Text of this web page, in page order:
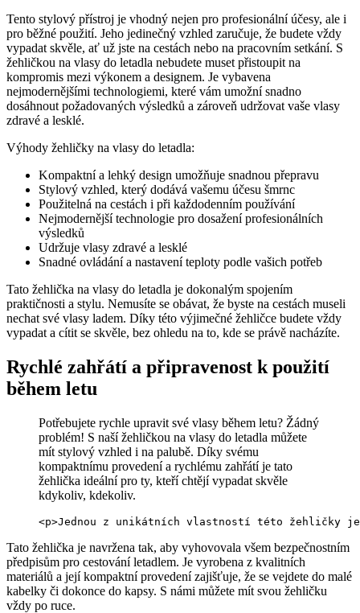
Tento stylový přístroj je vhodný nejen pro profesionální účesy, ale i
pro běžné použití. Jeho jedinečný vzhled zaručuje, že budete vždy
vypadat skvěle, ať už jste na cestách nebo na pracovním setkání. S
žehličkou na vlasy do letadla nebudete muset přistoupit na
kompromis mezi výkonem a designem. Je vybavena
nejmodernějšími technologiemi, které vám umožní snadno
dosáhnout požadovaných výsledků a zároveň udržovat vaše vlasy
zdravé a lesklé.
Výhody žehličky na vlasy do letadla:
Kompaktní a lehký design umožňuje snadnou přepravu
Stylový vzhled, který dodává vašemu účesu šmrnc
Použitelná na cestách i při každodenním používání
Nejmodernější technologie pro dosažení profesionálních
výsledků
Udržuje vlasy zdravé a lesklé
Snadné ovládání a nastavení teploty podle vašich potřeb
Tato žehlička na vlasy do letadla je dokonalým spojením
praktičnosti a stylu. Nemusíte se obávat, že byste na cestách museli
nechat své vlasy ladem. Díky této výjimečné žehličce budete vždy
vypadat a cítit se skvěle, bez ohledu na to, kde se právě nacházíte.
Rychlé zahřátí a připravenost k použití
během letu
Potřebujete rychle upravit své vlasy během letu? Žádný
problém! S naší žehličkou na vlasy do letadla můžete
mít stylový vzhled i na palubě. Díky svému
kompaktnímu provedení a rychlému zahřátí je tato
žehlička ideální pro ty, kteří chtějí vypadat skvěle
kdykoliv, kdekoliv.
<p>Jednou z unikátních vlastností této žehličky
Tato žehlička je navržena tak, aby vyhovovala všem bezpečnostním
předpisům pro cestování letadlem. Je vyrobena z kvalitních
materiálů a její kompaktní provedení zajišťuje, že se vejdete do malé
kabelky či dokonce do kapsy. S námi můžete mít svou žehličku
vždy po ruce.